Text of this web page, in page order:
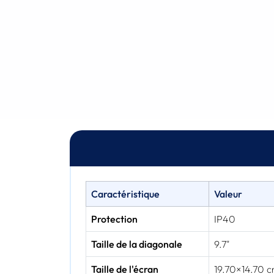
Caractéristique Valeur
Protection IP40
Taille de la diagonale 9.7"
Taille de l'écran 19.70×14.70